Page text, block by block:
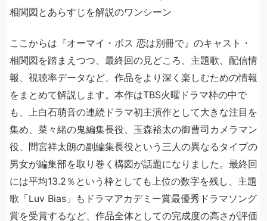
ここからは『オーマイ・ボス 恋は別冊で』のキャスト・
相関図を踏まえつつ、最終回の見どころ、主題歌、配信情
報、視聴率データなど、作品をより深く楽しむための情報
をまとめて解説します。本作はTBS火曜ドラマ枠の中で
も、上白石萌音の連続ドラマ初主演作として大きな注目を
集め、菜々緒の鬼編集長役、玉森裕太の御曹司カメラマン
役、間宮祥太朗の副編集長役という三人の異なるタイプの
男女が編集部を取り巻く構図が話題になりました。最終回
には平均13.2％という枠としても上位の数字を残し、主題
歌「Luv Bias」もドラマアカデミー賞最優秀ドラマソング
賞を受賞するなど、作品全体としての完成度の高さが評価